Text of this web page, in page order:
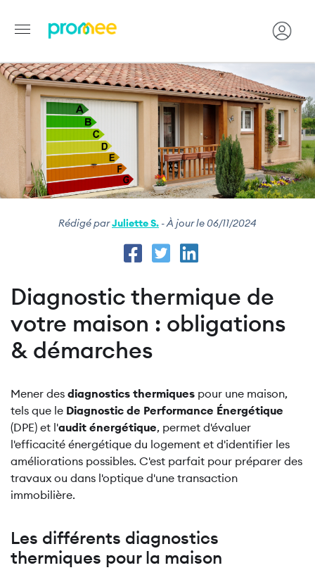
Aller
au
contenu
principal
Image
Rédigé parJuliette S. - À jour le 06/11/2024
Diagnostic thermique de
votre maison : obligations
& démarches
Mener des diagnostics thermiques pour une maison,
tels que le Diagnostic de Performance Énergétique
(DPE) et l'audit énergétique, permet d'évaluer
l'efficacité énergétique du logement et d'identifier les
améliorations possibles. C'est parfait pour préparer des
travaux ou dans l'optique d'une transaction
immobilière.
Les différents diagnostics
thermiques pour la maison